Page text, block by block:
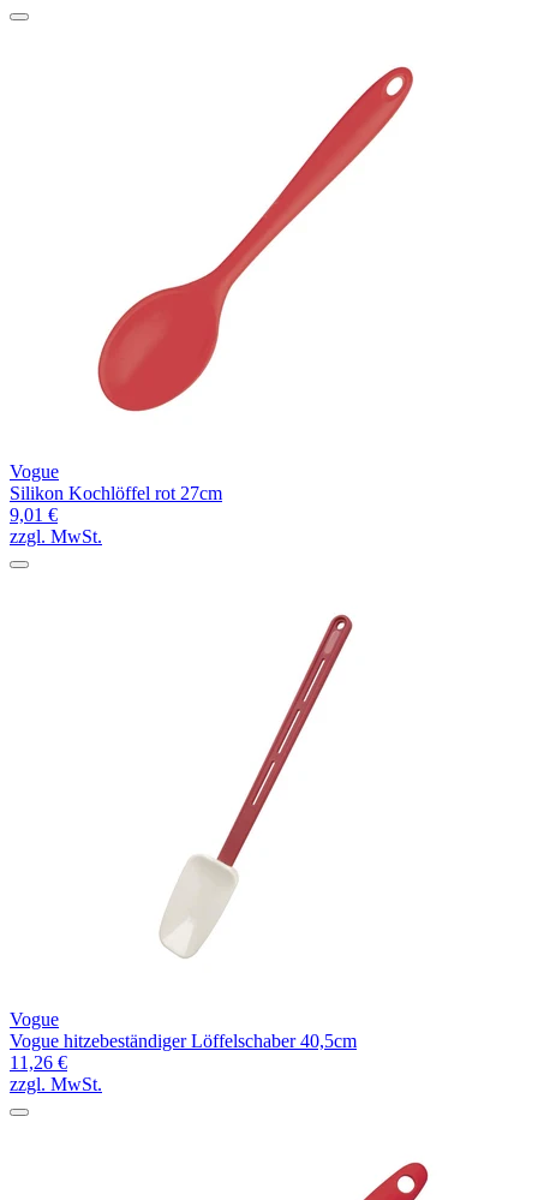
Vogue
Silikon Kochlöffel rot 27cm
9,01 €
zzgl. MwSt.
Vogue
Vogue hitzebeständiger Löffelschaber 40,5cm
11,26 €
zzgl. MwSt.